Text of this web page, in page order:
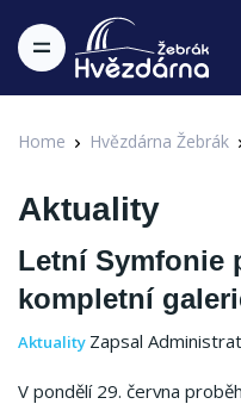
Home Hvězdárna Žebrák
Aktuality
Letní Symfonie
kompletní
Aktuality Zapsal
V pondělí 29. června